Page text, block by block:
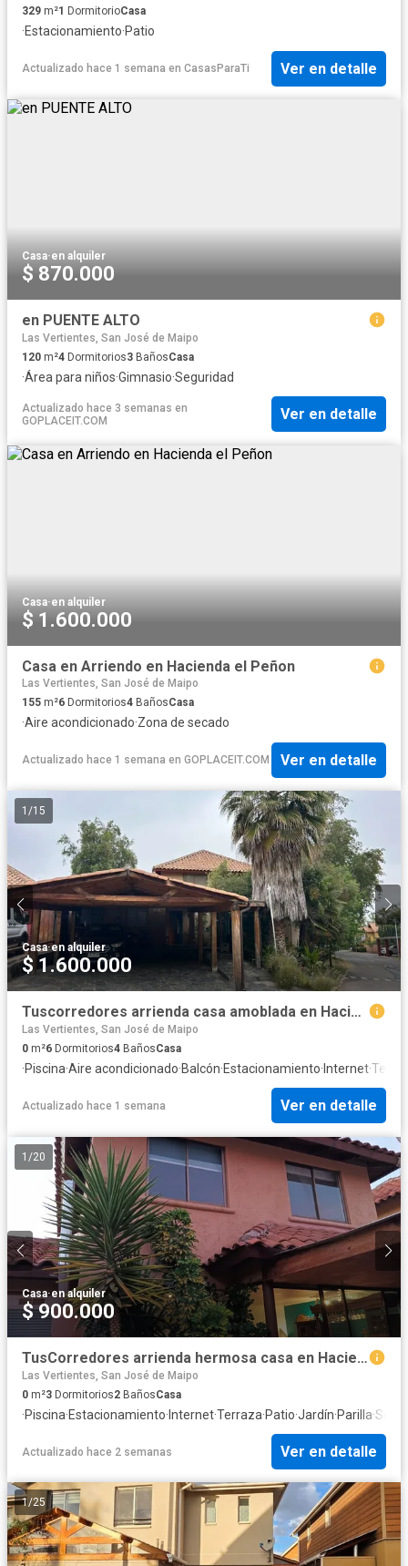
329 m²1 DormitorioCasa
·Estacionamiento·Patio
Actualizado hace 1 semana en CasasParaTi Ver en detalle
Casa·en alquiler
$ 870.000
en PUENTE ALTO
Las Vertientes, San José de Maipo
120 m²4 Dormitorios3 BañosCasa
·Área para niños·Gimnasio·Seguridad
Actualizado hace 3 semanas en
GOPLACEIT.COM
Ver en detalle
Casa·en alquiler
$ 1.600.000
Casa en Arriendo en Hacienda el Peñon
Las Vertientes, San José de Maipo
155 m²6 Dormitorios4 BañosCasa
·Aire acondicionado·Zona de secado
Actualizado hace 1 semana en GOPLACEIT.COM Ver en detalle
1 /15
Casa·en alquiler
$ 1.600.000
Tuscorredores arrienda casa amoblada en Hacienda el peñón
Las Vertientes, San José de Maipo
0 m²6 Dormitorios4 BañosCasa
·Piscina·Aire acondicionado·Balcón·Estacionamiento· Internet·
Actualizado hace 1 semana Ver en detalle
1 /20
Casa·en alquiler
$ 900.000
TusCorredores arrienda hermosa casa en Hacienda el Peñon
Las Vertientes, San José de Maipo
0 m²3 Dormitorios2 BañosCasa
·Piscina·Estacionamiento· Internet·Terraza·Patio·Jardín·Parilla·
Actualizado hace 2 semanas Ver en detalle
1/25